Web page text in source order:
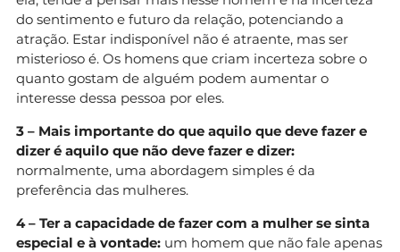
do sentimento e futuro da relação, potenciando a
atração. Estar indisponível não é atraente, mas ser
misterioso é. Os homens que criam incerteza sobre o
quanto gostam de alguém podem aumentar o
interesse dessa pessoa por eles.
3 – Mais importante do que aquilo que deve fazer e
dizer é aquilo que não deve fazer e dizer:
normalmente, uma abordagem simples é da
preferência das mulheres.
4 – Ter a capacidade de fazer com a mulher se sinta
especial e à vontade: um homem que não fale apenas